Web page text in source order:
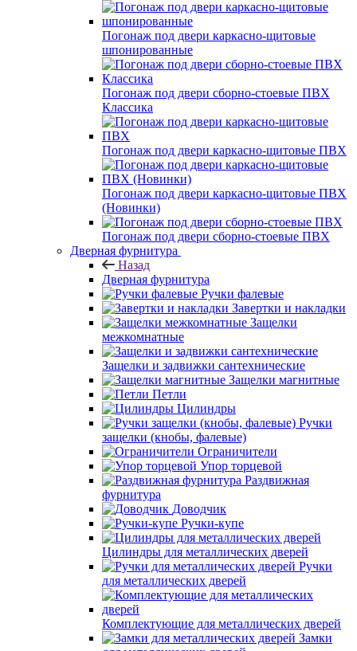
Погонаж под двери каркасно-щитовые
шпонированные
Погонаж под двери сборно-стоевые ПВХ
Классика
Погонаж под двери каркасно-щитовые ПВХ
Погонаж под двери каркасно-щитовые ПВХ
(Новинки)
Погонаж под двери сборно-стоевые ПВХ
Дверная фурнитура
Назад
Дверная фурнитура
Ручки фалевые
Завертки и накладки
Защелки
межкомнатные
Защелки и задвижки сантехнические
Защелки магнитные
Петли
Цилиндры
Ручки
защелки (кнобы, фалевые)
Ограничители
Упор торцевой
Раздвижная
фурнитура
Доводчик
Ручки-купе
Цилиндры для металлических дверей
Ручки
для металлических дверей
Комплектующие для металлических дверей
Замки